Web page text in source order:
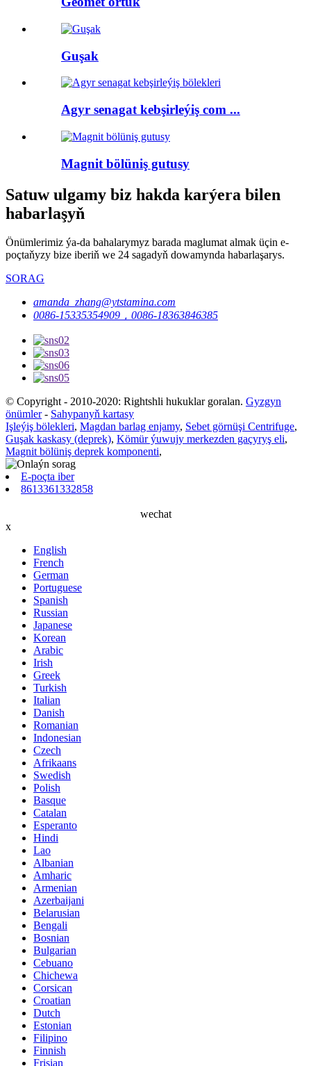
Guşak
Agyr senagat kebşirleýiş com ...
Magnit bölüniş gutusy
Satuw ulgamy biz hakda karýera bilen
habarlaşyň
Önümlerimiz ýa-da bahalarymyz barada maglumat almak üçin e-
poçtaňyzy bize iberiň we 24 sagadyň dowamynda habarlaşarys.
SORAG
amanda_zhang@ytstamina.com
0086-15335354909，0086-18363846385
© Copyright - 2010-2020: Rightshli hukuklar goralan. Gyzgyn
önümler- Sahypanyň kartasy
Işleýiş bölekleri, Magdan barlag enjamy, Sebet görnüşi Centrifuge,
Guşak kaskasy (deprek), Kömür ýuwujy merkezden gaçyryş eli,
Magnit bölüniş deprek komponenti,
E-poçta iber
8613361332858
wechat
x
English
French
German
Portuguese
Spanish
Russian
Japanese
Korean
Arabic
Irish
Greek
Turkish
Italian
Danish
Romanian
Indonesian
Czech
Afrikaans
Swedish
Polish
Basque
Catalan
Esperanto
Hindi
Lao
Albanian
Amharic
Armenian
Azerbaijani
Belarusian
Bengali
Bosnian
Bulgarian
Cebuano
Chichewa
Corsican
Croatian
Dutch
Estonian
Filipino
Finnish
Frisian